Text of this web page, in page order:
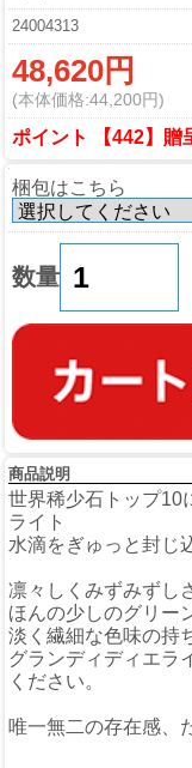
24004313
48,620円
(本体価格:44,200円)
ポイント 【442】贈
梱包はこちら
数量
商品説明
世界稀少石トップ10
ライト
水滴をぎゅっと封じ
凛々しくみずみずし
ほんの少しのグリー
淡く繊細な色味の持
グランディディエラ
ください。
唯一無二の存在感、